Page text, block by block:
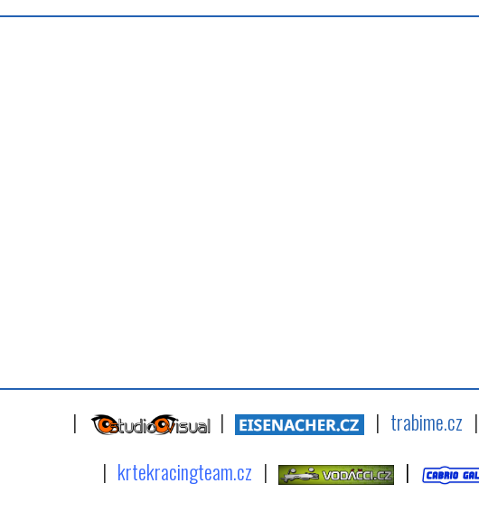
| | | trabime.cz |
| krtekracingteam.cz | |